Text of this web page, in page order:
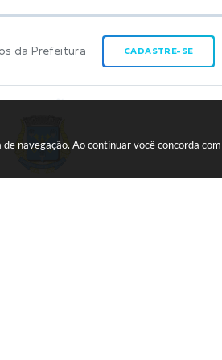
navegação. Ao continuar você concorda
da Prefeitura CADASTRE-SE